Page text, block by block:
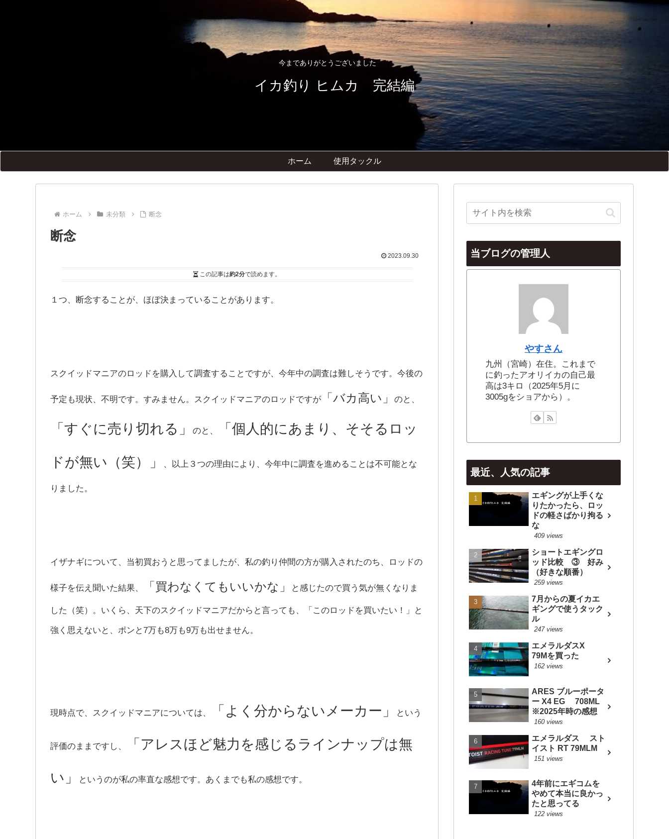
今までありがとうございました
イカ釣り ヒムカ 完結編
ホーム 使用タックル
ホーム 未分類 断念
断念
2023.09.30
この記事は約2分で読めます。
１つ、断念することが、ほぼ決まっていることがあります。
スクイッドマニアのロッドを購入して調査することですが、今年中の調査は難しそうです。今後の
予定も現状、不明です。すみません。スクイッドマニアのロッドですが 「バカ高い」 のと、
「すぐに売り切れる」 のと、 「個人的にあまり、そそるロッ
ドが無い（笑）」 、以上３つの理由により、今年中に調査を進めることは不可能とな
りました。
イザナギについて、当初買おうと思ってましたが、私の釣り仲間の方が購入されたのち、ロッドの
様子を伝え聞いた結果、 「買わなくてもいいかな」 と感じたので買う気が無くなりま
した（笑）。いくら、天下のスクイッドマニアだからと言っても、「このロッドを買いたい！」と
強く思えないと、ポンと7万も8万も9万も出せません。
現時点で、スクイッドマニアについては、 「よく分からないメーカー」 という
評価のままですし、 「アレスほど魅力を感じるラインナップは無
い」 というのが私の率直な感想です。あくまでも私の感想です。
当ブログの管理人
やすさん
九州（宮崎）在住。これまで
に釣ったアオリイカの自己最
高は3キロ（2025年5月に
3005gをショアから）。
最近、人気の記事
エギングが上手くな
りたかったら、ロッ
ドの軽さばかり拘る
な
409 views
ショートエギングロ
ッド比較 ③ 好み
（好きな順番）
259 views
7月からの夏イカエ
ギングで使うタック
ル
247 views
エメラルダスX
79Mを買った
162 views
ARES ブルーポータ
ー X4 EG 708ML
※2025年時の感想
160 views
エメラルダス スト
イスト RT 79MLM
151 views
4年前にエギコムを
やめて本当に良かっ
たと思ってる
122 views